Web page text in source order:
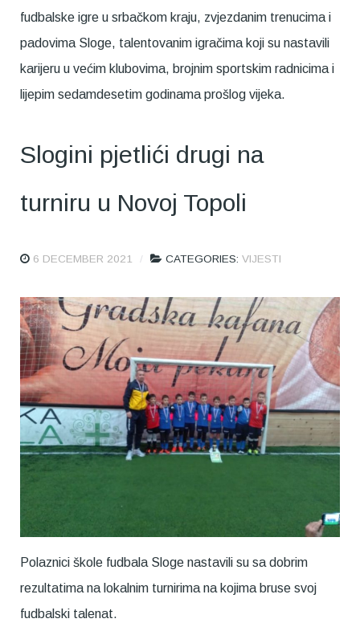
fudbalske igre u srbačkom kraju, zvjezdanim trenucima i
padovima Sloge, talentovanim igračima koji su nastavili
karijeru u većim klubovima, brojnim sportskim radnicima i
lijepim sedamdesetim godinama prošlog vijeka.
Slogini pjetlići drugi na
turniru u Novoj Topoli
6 DECEMBER 2021 CATEGORIES: VIJESTI
Polaznici škole fudbala Sloge nastavili su sa dobrim
rezultatima na lokalnim turnirima na kojima bruse svoj
fudbalski talenat.